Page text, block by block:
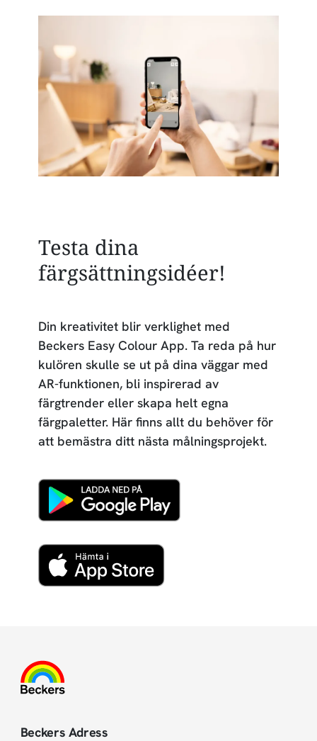
Testa dina
färgsättningsidéer!
Din kreativitet blir verklighet med
Beckers Easy Colour App. Ta reda på hur
kulören skulle se ut på dina väggar med
AR-funktionen, bli inspirerad av
färgtrender eller skapa helt egna
färgpaletter. Här finns allt du behöver för
att bemästra ditt nästa målningsprojekt.
Beckers Adress